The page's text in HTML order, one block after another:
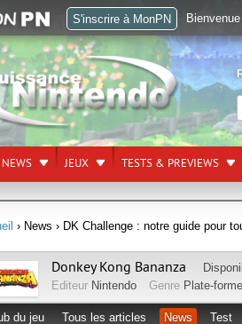
NEWS JEUX TESTS & PREVIEWS
› News › DK Challenge : notre guide pour
Donkey Kong Bananza
Editeur Nintendo Genre Plate-forme
du jeu Tous les articles News Test
S'inscrire à MonPN